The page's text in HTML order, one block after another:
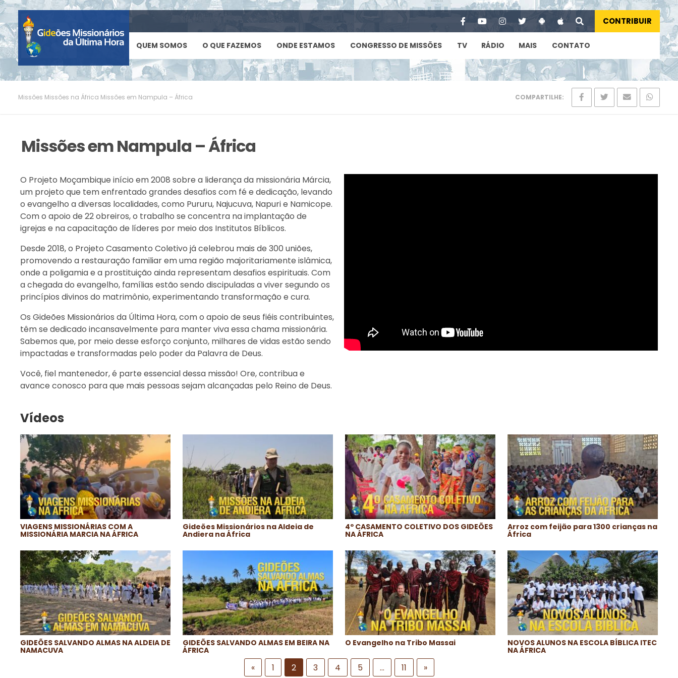
CONTRIBUIR
QUEM SOMOS O QUE FAZEMOS ONDE ESTAMOS CONGRESSO DE MISSÕES TV RÁDIO MAIS CONTATO
Missões Missões na África Missões em Nampula – África COMPARTILHE:
Missões em Nampula – África
O Projeto Moçambique início em 2008 sobre a liderança da missionária Márcia,
um projeto que tem enfrentado grandes desafios com fé e dedicação, levando
o evangelho a diversas localidades, como Pururu, Najucuva, Napuri e Namicope.
Com o apoio de 22 obreiros, o trabalho se concentra na implantação de
igrejas e na capacitação de líderes por meio dos Institutos Bíblicos.
Desde 2018, o Projeto Casamento Coletivo já celebrou mais de 300 uniões,
promovendo a restauração familiar em uma região majoritariamente islâmica,
onde a poligamia e a prostituição ainda representam desafios espirituais. Com
a chegada do evangelho, famílias estão sendo discipuladas a viver segundo os
princípios divinos do matrimônio, experimentando transformação e cura.
Os Gideões Missionários da Última Hora, com o apoio de seus fiéis contribuintes,
têm se dedicado incansavelmente para manter viva essa chama missionária.
Sabemos que, por meio desse esforço conjunto, milhares de vidas estão sendo
impactadas e transformadas pelo poder da Palavra de Deus.
Você, fiel mantenedor, é parte essencial dessa missão! Ore, contribua e
avance conosco para que mais pessoas sejam alcançadas pelo Reino de Deus.
Vídeos
VIAGENS MISSIONÁRIAS COM A
MISSIONÁRIA MARCIA NA ÁFRICA
Gideões Missionários na Aldeia de
Andiera na África
4º CASAMENTO COLETIVO DOS GIDEÕES
NA ÁFRICA
Arroz com feijão para 1300 crianças na
África
GIDEÕES SALVANDO ALMAS NA ALDEIA DE
NAMACUVA
GIDEÕES SALVANDO ALMAS EM BEIRA NA
ÁFRICA
O Evangelho na Tribo Massai NOVOS ALUNOS NA ESCOLA BÍBLICA ITEC
NA ÁFRICA
« 1 2 3 4 5 … 11 »